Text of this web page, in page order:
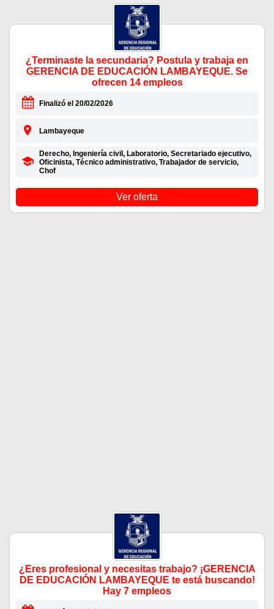
¿Terminaste la secundaria? Postula y trabaja en
GERENCIA DE EDUCACIÓN LAMBAYEQUE. Se
ofrecen 14 empleos
Finalizó el 20/02/2026
Lambayeque
Derecho, Ingeniería civil, Laboratorio, Secretariado ejecutivo,
Oficinista, Técnico administrativo, Trabajador de servicio,
Chof
Ver oferta
¿Eres profesional y necesitas trabajo? ¡GERENCIA
DE EDUCACIÓN LAMBAYEQUE te está buscando!
Hay 7 empleos